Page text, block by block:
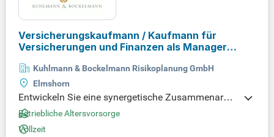
Versicherungskaufmann / Kaufmann für
Versicherungen und Finanzen als Manager
Kuhlmann & Bockelmann Risikoplanung GmbH
Elmshorn
Entwickeln Sie eine synergetische Zusammenarbei
t mit unseren Experten in Finanzplanung und Verm
ögensverwaltung. Wir legen Wert auf langfristige K
Betriebliche Altersvorsorge
Vollzeit